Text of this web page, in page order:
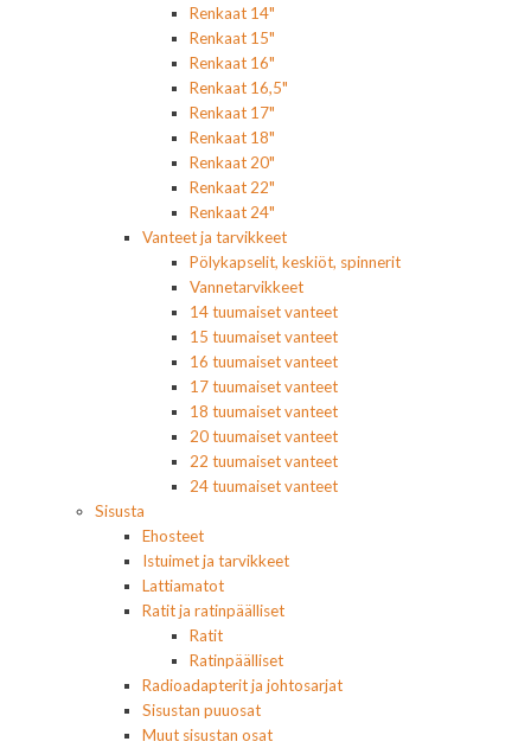
Renkaat 14"
Renkaat 15"
Renkaat 16"
Renkaat 16,5"
Renkaat 17"
Renkaat 18"
Renkaat 20"
Renkaat 22"
Renkaat 24"
Vanteet ja tarvikkeet
Pölykapselit, keskiöt, spinnerit
Vannetarvikkeet
14 tuumaiset vanteet
15 tuumaiset vanteet
16 tuumaiset vanteet
17 tuumaiset vanteet
18 tuumaiset vanteet
20 tuumaiset vanteet
22 tuumaiset vanteet
24 tuumaiset vanteet
Sisusta
Ehosteet
Istuimet ja tarvikkeet
Lattiamatot
Ratit ja ratinpäälliset
Ratit
Ratinpäälliset
Radioadapterit ja johtosarjat
Sisustan puuosat
Muut sisustan osat